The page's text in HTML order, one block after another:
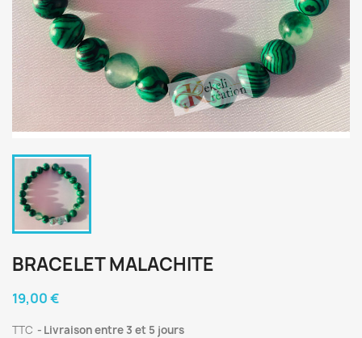
BRACELET MALACHITE
19,00 €
TTC Livraison entre 3 et 5 jours